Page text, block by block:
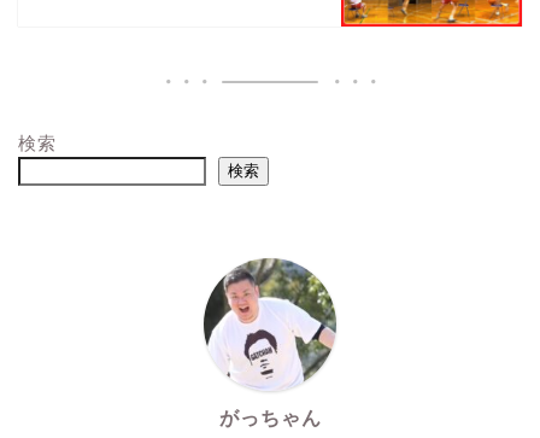
検索
検索
がっちゃん